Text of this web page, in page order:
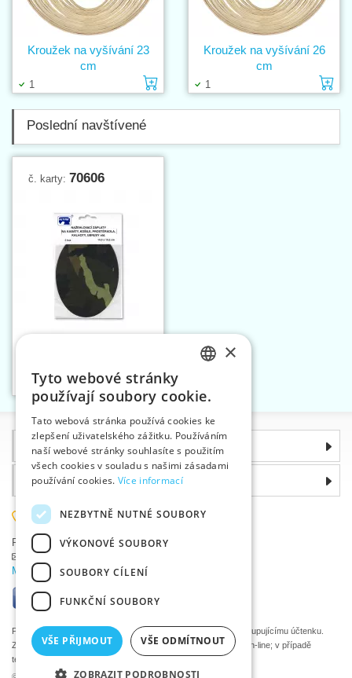
1 Vložit do košíku
Kroužek na vyšívání 23
cm
1
Kroužek na vyšívání 26
cm
Poslední navštívené
č. karty: 70606
Vložit do košíku
Informace
Proč si zvolit právě nás
585 051 217
Plzeňská 868, 783 91 Uničov, Česká republika
Položit dotaz
Máte problémy s přihlášením ?
Podle zákona o evidenci tržeb je prodávající povinen vystavit kupujícímu účtenku.
Zároveň je povinen zaevidovat přijatou tržbu u správce daně on-line; v případě
technického výpadku pak nejpozději do 48 hodin.
ENGLISH
GERMAN
×
Tyto webové stránky
používají soubory cookie.
Tato webová stránka používá cookies ke
zlepšení uživatelského zážitku. Používáním
naší webové stránky souhlasíte s použitím
všech cookies v souladu s našimi zásadami
používání cookies. Více informací
NEZBYTNĚ NUTNÉ SOUBORY
VÝKONOVÉ SOUBORY
SOUBORY CÍLENÍ
FUNKČNÍ SOUBORY
VŠE PŘIJMOUT VŠE ODMÍTNOUT
ZOBRAZIT PODROBNOSTI